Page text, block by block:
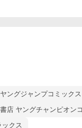
ングジャンプコミックス
店 ヤングチャンピオン
クス